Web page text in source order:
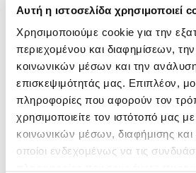
Αυτή η ιστοσελίδα χρησιμοποιεί
Χρησιμοποιούμε cookie για την
περιεχομένου και διαφημίσεων,
κοινωνικών μέσων και την
επισκεψιμότητάς μας. Επιπλέον,
πληροφορίες που αφορούν τον
χρησιμοποιείτε τον ιστότοπό μας
κοινωνικών μέσων, διαφήμισης
οποίοι ενδεχομένως να τις
BEACH
The best beach bar around
neighbor.